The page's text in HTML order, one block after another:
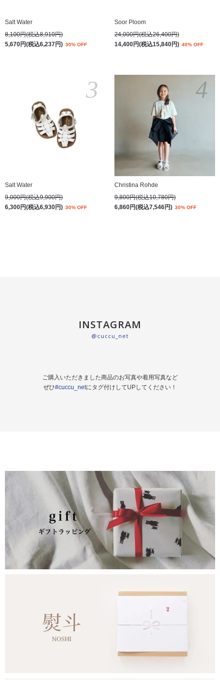
Salt Water
8,100円(税込8,910円)
5,670円(税込6,237円) 30% OFF
Soor Ploom
24,000円(税込26,400円)
14,400円(税込15,840円) 40% OFF
Salt Water
9,000円(税込9,900円)
6,300円(税込6,930円) 30% OFF
3
Christina Rohde
9,800円(税込10,780円)
6,860円(税込7,546円) 30% OFF
4
INSTAGRAM
@cuccu_net
ご購入いただきました商品のお写真や着用写真など
ぜひ#cuccu_netにタグ付けしてUPしてください！